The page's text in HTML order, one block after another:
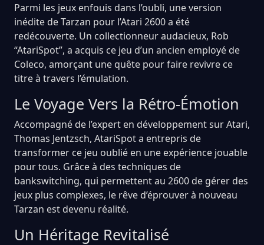
Parmi les jeux enfouis dans l’oubli, une version
inédite de Tarzan pour l’Atari 2600 a été
redécouverte. Un collectionneur audacieux, Rob
“AtariSpot”, a acquis ce jeu d’un ancien employé de
Coleco, amorçant une quête pour faire revivre ce
titre à travers l’émulation.
Le Voyage Vers la Rétro-Émotion
Accompagné de l’expert en développement sur Atari,
Thomas Jentzsch, AtariSpot a entrepris de
transformer ce jeu oublié en une expérience jouable
pour tous. Grâce à des techniques de
bankswitching, qui permettent au 2600 de gérer des
jeux plus complexes, le rêve d’éprouver à nouveau
Tarzan est devenu réalité.
Un Héritage Revitalisé